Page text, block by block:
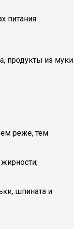
питания
продукты из муки
реже, тем
шпината и